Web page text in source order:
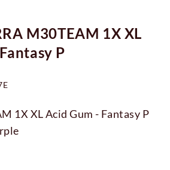
M30TEAM 1X XL
P
1X XL Acid Gum - Fantasy P